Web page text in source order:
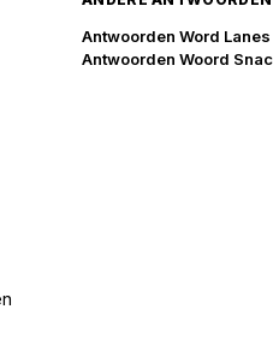
Antwoorden Word Lanes
Antwoorden Woord